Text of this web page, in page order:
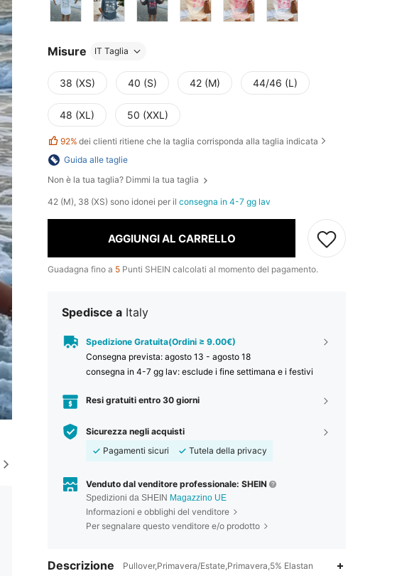
Misure IT Taglia
38 (XS) 40 (S) 42 (M) 44/46 (L)
48 (XL) 50 (XXL)
92% dei clienti ritiene che la taglia corrisponda alla taglia indicata
Guida alle taglie
Non è la tua taglia? Dimmi la tua taglia
42 (M), 38 (XS) sono idonei per il consegna in 4-7 gg lav
AGGIUNGI AL CARRELLO
Guadagna fino a 5 Punti SHEIN calcolati al momento del pagamento.
Spedisce a Italy
Spedizione Gratuita(Ordini ≥ 9.00€)
Consegna prevista: agosto 13 - agosto 18
consegna in 4-7 gg lav: esclude i fine settimana e i festivi
Resi gratuiti entro 30 giorni
Sicurezza negli acquisti
Pagamenti sicuri
Tutela della privacy
Venduto dal venditore professionale: SHEIN
Spedizioni da SHEIN Magazzino UE
Informazioni e obblighi del venditore
Per segnalare questo venditore e/o prodotto
Descrizione Pullover,Primavera/Estate,Primavera,5% Elastan